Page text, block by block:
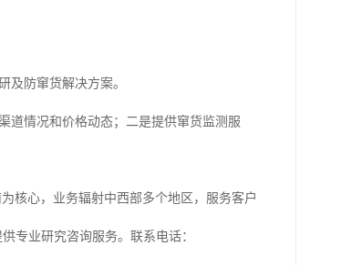
及防窜货解决方案。
道情况和价格动态；二是提供窜货监测服
核心，业务辐射中西部多个地区，服务客户
专业研究咨询服务。联系电话：